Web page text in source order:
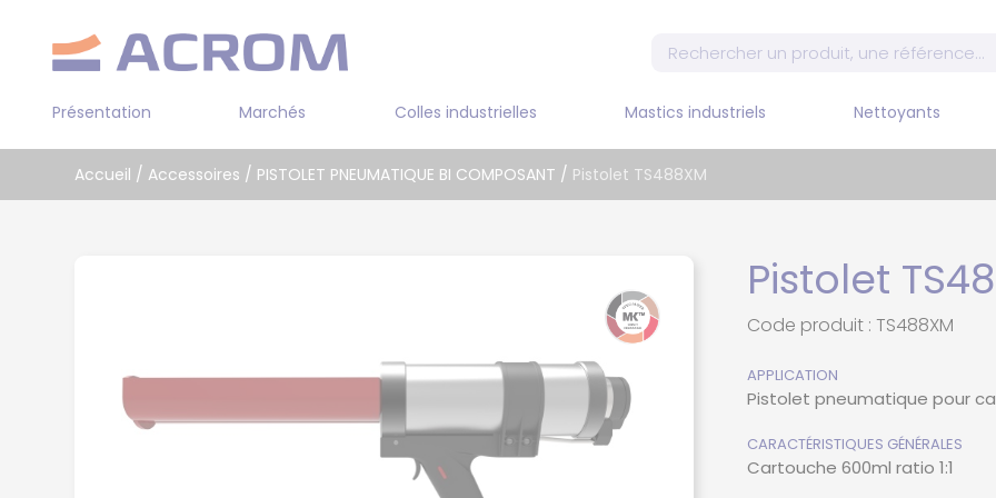
Présentation
Marchés
Transport
Industrie
Colles industrielles
COLLE AQUEUSE
COLLE CYANOACRYLATE
COLLE EPOXY MONO ET BI-
COMPOSANTS
Mastics industriels
SILICONE
Nettoyants
Accueil / Accessoires / PISTOLET PNEUMATIQUE BI COMPOSANT / Pistolet TS488XM
Pistolet
Code produit : TS488XM
APPLICATION
Pistolet pneumatique pour
CARACTÉRISTIQUES GÉNÉRALES
Cartouche 600ml ratio 1:1